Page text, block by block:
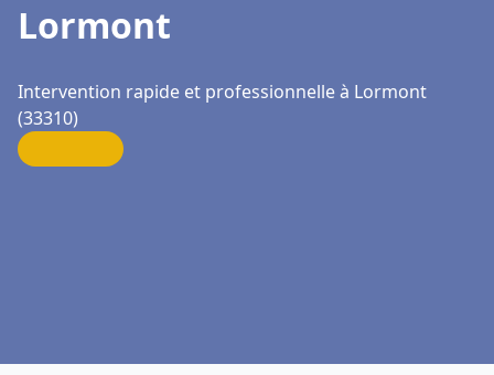
Lormont
Intervention rapide et professionnelle à Lormont
(33310)